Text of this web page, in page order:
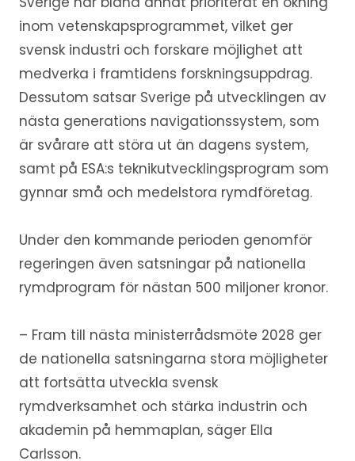
inom vetenskapsprogrammet, vilket ger
svensk industri och forskare möjlighet att
medverka i framtidens forskningsuppdrag.
Dessutom satsar Sverige på utvecklingen av
nästa generations navigationssystem, som
är svårare att störa ut än dagens system,
samt på ESA:s teknikutvecklingsprogram som
gynnar små och medelstora rymdföretag.
Under den kommande perioden genomför
regeringen även satsningar på nationella
rymdprogram för nästan 500 miljoner kronor.
– Fram till nästa ministerrådsmöte 2028 ger
de nationella satsningarna stora möjligheter
att fortsätta utveckla svensk
rymdverksamhet och stärka industrin och
akademin på hemmaplan, säger Ella
Carlsson.